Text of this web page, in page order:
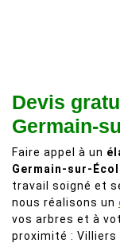
Devis
Germain-
Faire appel à un
Germain-sur-
travail soigné et
nous réalisons un
vos arbres et à
proximité :